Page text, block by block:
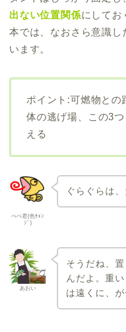
出ない位置関係にしてお
本では、なおさら意識し
います。
ポイント:可燃物との
体の逃げ場、この3
える
ぺぺ君(色ﾁｪﾝ
ｼﾞ)
ぐらぐらは、
あおい
そうだね、
んだよ。重
は遠くに、が